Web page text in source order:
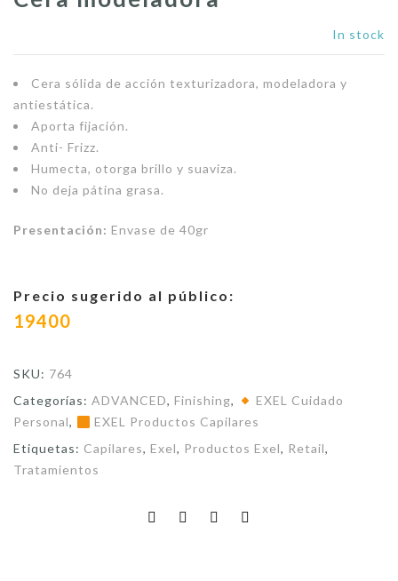
In stock
Cera sólida de acción texturizadora, modeladora y
antiestática.
Aporta fijación.
Anti- Frizz.
Humecta, otorga brillo y suaviza.
No deja pátina grasa.
Presentación: Envase de 40gr
Precio sugerido al público:
19400
SKU: 764
Categorías: ADVANCED, Finishing,
EXEL Cuidado
Personal,
EXEL Productos Capilares
Etiquetas: Capilares, Exel, Productos Exel, Retail,
Tratamientos